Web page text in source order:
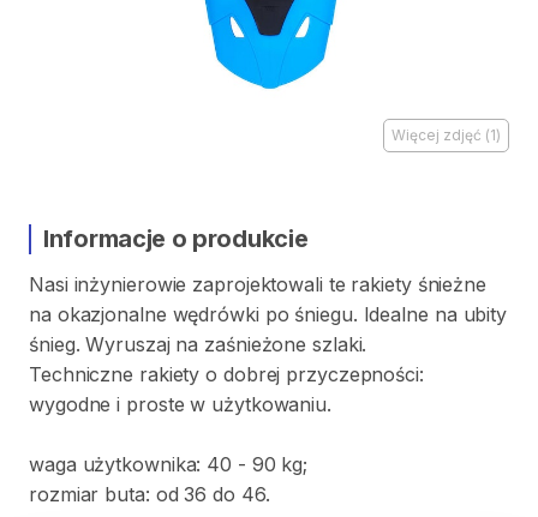
Więcej zdjęć (1)
Informacje o produkcie
Nasi inżynierowie zaprojektowali te rakiety śnieżne
na okazjonalne wędrówki po śniegu. Idealne na ubity
śnieg. Wyruszaj na zaśnieżone szlaki.
Techniczne rakiety o dobrej przyczepności:
wygodne i proste w użytkowaniu.
waga użytkownika: 40 - 90 kg;
rozmiar buta: od 36 do 46.